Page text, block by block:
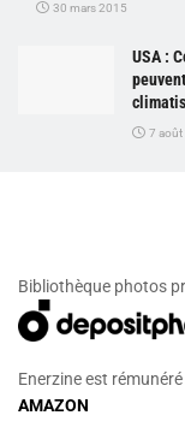
30 mars 2015
USA :
7 août
Bibliothèque photos
Enerzine est
AMAZON